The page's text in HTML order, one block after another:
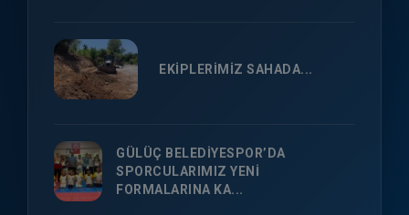
EKİPLERİMİZ SAHADA...
GÜLÜÇ BELEDİYESPOR’DA
SPORCULARIMIZ YENİ
FORMALARINA KA...